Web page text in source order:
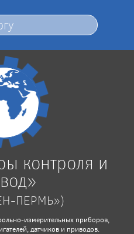
контроля и
ПЕРМЬ»)
измерительных приборов,
датчиков и приводов.